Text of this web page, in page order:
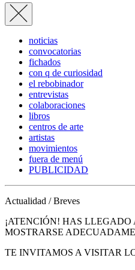
noticias
convocatorias
fichados
con q de curiosidad
el rebobinador
entrevistas
colaboraciones
libros
centros de arte
artistas
movimientos
fuera de menú
PUBLICIDAD
Actualidad / Breves
¡ATENCIÓN! HAS
MOSTRARSE
TE INVITAMOS A VISITAR